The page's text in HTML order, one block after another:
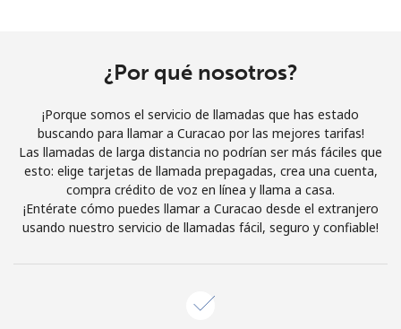
Términos y condiciones.
Únete
¡Hola!
Inicia sesión oREGÍSTRATE →
¿Por qué nosotros?
¡Porque somos el servicio de llamadas que has estado
buscando para llamar a Curacao por las mejores tarifas!
Las llamadas de larga distancia no podrían ser más fáciles que
esto: elige tarjetas de llamada prepagadas, crea una cuenta,
compra crédito de voz en línea y llama a casa.
¡Entérate cómo puedes llamar a Curacao desde el extranjero
usando nuestro servicio de llamadas fácil, seguro y confiable!